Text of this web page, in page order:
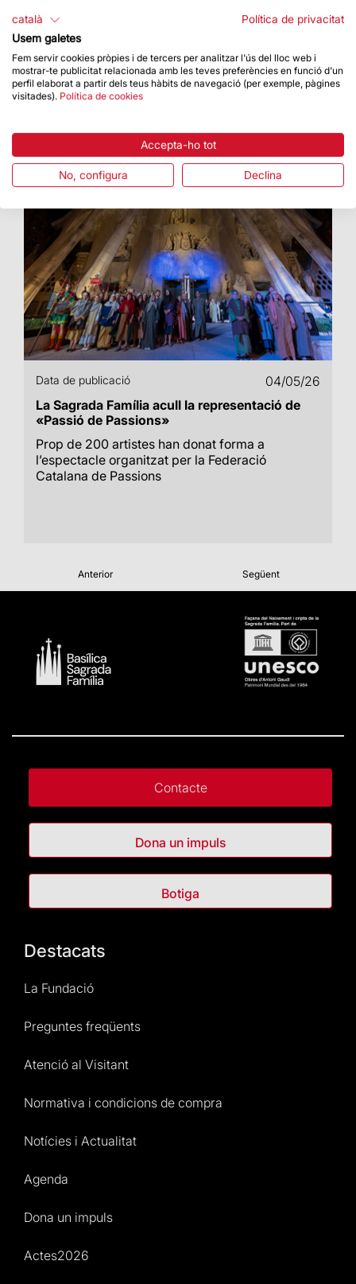
Una mostra fotogràfica al Palau Robert repassa
la relació històrica entre el temple i la ciutat
Data de publicació
04/05/26
La Sagrada Família acull la representació de
«Passió de Passions»
Prop de 200 artistes han donat forma a
l’espectacle organitzat per la Federació
Catalana de Passions
Anterior Següent
Contacte
Dona un impuls
Botiga
Destacats
La Fundació
Preguntes freqüents
Atenció al Visitant
Normativa i condicions de compra
Notícies i Actualitat
Agenda
Dona un impuls
Actes2026
català
Política de privacitat
Usem galetes
Fem servir cookies pròpies i de tercers per analitzar l'ús del lloc web i
mostrar-te publicitat relacionada amb les teves preferències en funció d'un
perfil elaborat a partir dels teus hàbits de navegació (per exemple, pàgines
visitades). Política de cookies
Accepta-ho tot
No, configura Declina